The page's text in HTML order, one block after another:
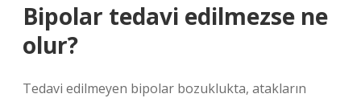
Bipolar tedavi edilmezse ne
olur?
Tedavi edilmeyen bipolar bozuklukta, atakların